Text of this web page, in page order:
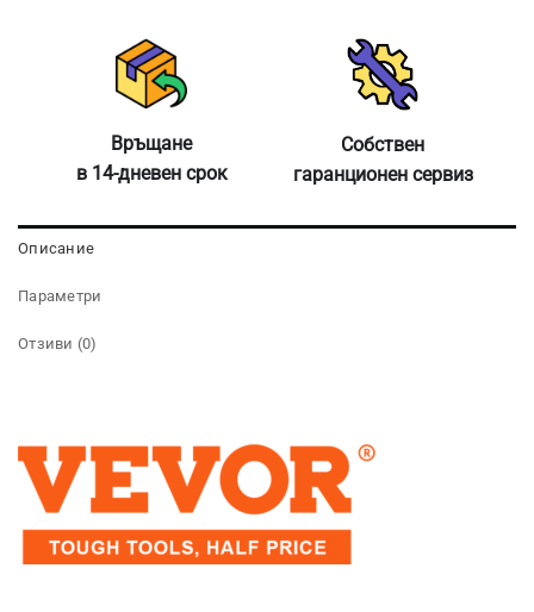
Връщане
в 14-дневен срок
Собствен
гаранционен сервиз
Описание
Параметри
Отзиви (0)